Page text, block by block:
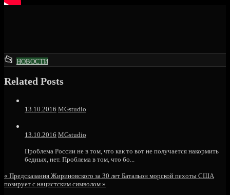
📂 This
was
НОВОСТИ
Related Posts
13.10.2016 MGstudio
13.10.2016 MGstudio
Проблема России не в том, что как то вот не получается накормить
бедных, нет. Проблема в том, что бо...
« Предсказания Жириновского за 30 лет Батальон морской пехоты США
позирует с нацистским символом »